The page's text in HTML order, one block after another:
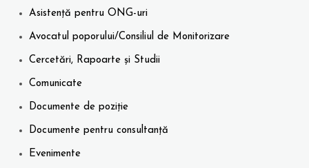
Asistență pentru ONG-uri
Avocatul poporului/Consiliul de Monitorizare
Cercetări, Rapoarte și Studii
Comunicate
Documente de poziție
Documente pentru consultanță
Evenimente